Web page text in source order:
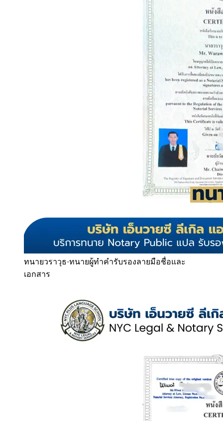
ทนายวราวุธ·ทนายผู้ทำคำรับรองลายมือชื่อและ
เอกสาร